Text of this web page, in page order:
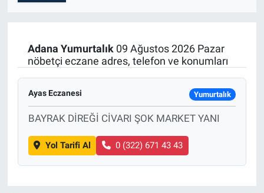
Adana Yumurtalık09 Ağustos 2026 Pazar
nöbetçi eczane adres, telefon ve konumları
Ayas Eczanesi Yumurtalık
BAYRAK DİREĞİ CİVARI ŞOK MARKET YANI
Yol Tarifi Al 0 (322) 671 43 43
Bursaspor
Gündem
Sağlık
Eğitim
Ekonomi
Son Dakika Haberleri
Haber Arşivi